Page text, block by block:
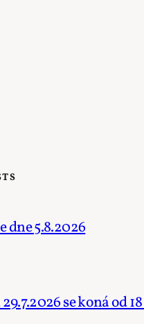
dne 5.8.2026
se koná od